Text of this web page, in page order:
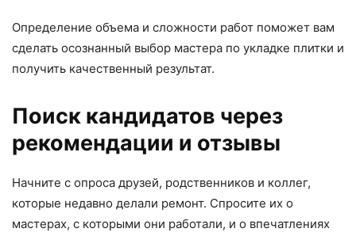
Определение объема и сложности работ поможет вам
сделать осознанный выбор мастера по укладке плитки и
получить качественный результат.
Поиск кандидатов через
рекомендации и отзывы
Начните с опроса друзей, родственников и коллег,
которые недавно делали ремонт. Спросите их о
мастерах, с которыми они работали, и о впечатлениях